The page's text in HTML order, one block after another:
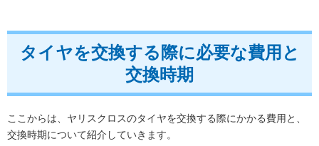
タイヤを交換する際に必要な費用と
交換時期
ここからは、ヤリスクロスのタイヤを交換する際にかかる費用と、
交換時期について紹介していきます。